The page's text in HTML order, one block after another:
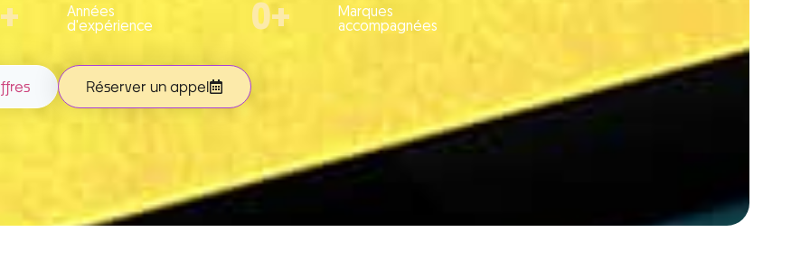
Années
d'expérience
+
Marques
accompagnées
0+
Réserver un appel